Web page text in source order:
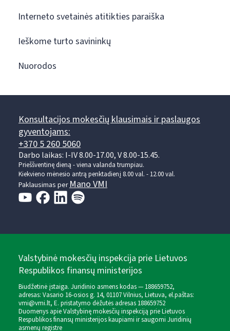
Interneto svetainės atitikties paraiška
Ieškome turto savininkų
Nuorodos
Konsultacijos mokesčių klausimais ir paslaugos
gyventojams:
+370 5 260 5060
Darbo laikas: I-IV 8.00-17.00, V 8.00-15.45.
Prieššventinę dieną - viena valanda trumpiau.
Kiekvieno mėnesio antrą penktadienį 8.00 val. - 12.00 val.
Paklausimas perMano VMI
Valstybinė mokesčių inspekcija prie Lietuvos
Respublikos finansų ministerijos
Biudžetinė įstaiga. Juridinio asmens kodas — 188659752,
adresas: Vasario 16-osios g. 14, 01107 Vilnius, Lietuva, el.paštas:
vmi@vmi.lt, E. pristatymo dėžutės adresas 188659752
Duomenys apie Valstybinę mokesčių inspekciją prie Lietuvos
Respublikos finansų ministerijos kaupiami ir saugomi Juridinių
asmenų registre